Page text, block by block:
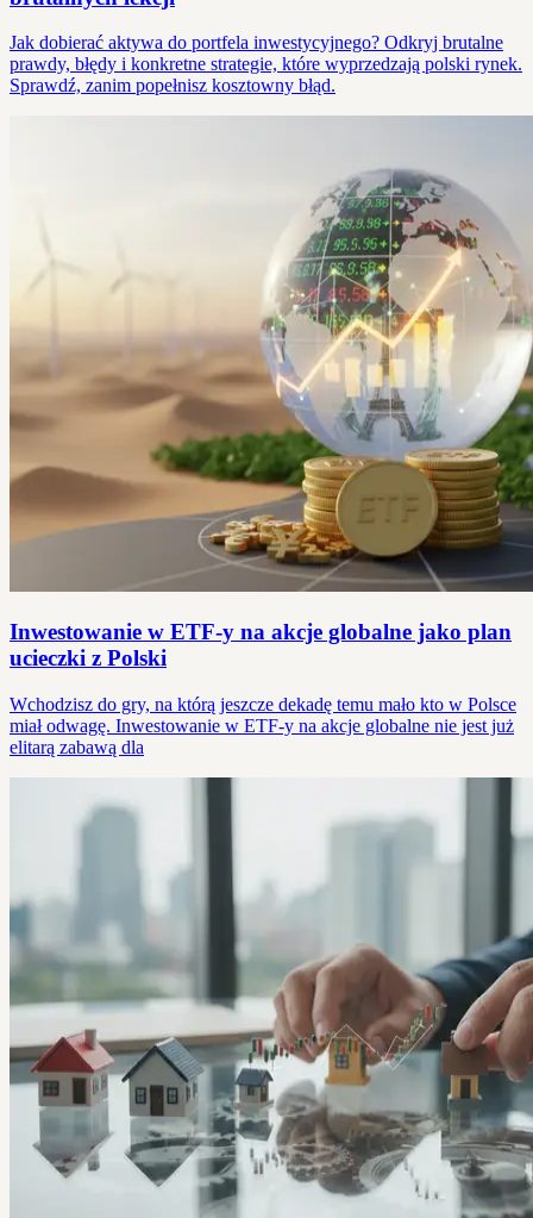
Jak dobierać aktywa do portfela inwestycyjnego? Odkryj brutalne
prawdy, błędy i konkretne strategie, które wyprzedzają polski rynek.
Sprawdź, zanim popełnisz kosztowny błąd.
Inwestowanie w ETF-y na akcje globalne jako plan
ucieczki z Polski
Wchodzisz do gry, na którą jeszcze dekadę temu mało kto w Polsce
miał odwagę. Inwestowanie w ETF-y na akcje globalne nie jest już
elitarą zabawą dla